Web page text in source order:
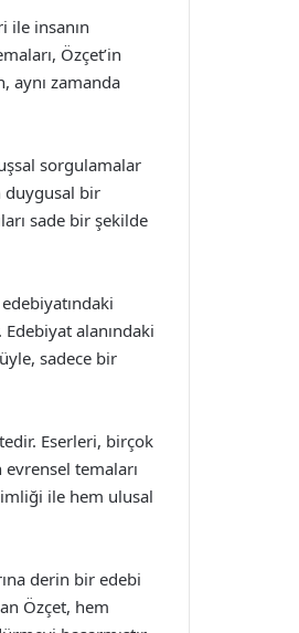
ile insanın
Özçet’in
aynı zamanda
sorgulamalar
duygusal bir
sade bir şekilde
alanındaki
sadece bir
Eserleri, birçok
temaları
ile hem ulusal
derin bir edebi
Özçet, hem